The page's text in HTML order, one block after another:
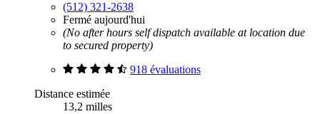
(512) 321-2638
Fermé aujourd'hui
(No after hours self dispatch available at location due
to secured property)
918 évaluations
Distance estimée
13,2 milles